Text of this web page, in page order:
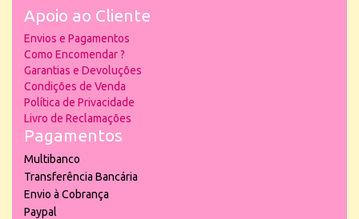
Apoio ao Cliente
Envios e Pagamentos
Como Encomendar ?
Garantias e Devoluções
Condições de Venda
Política de Privacidade
Livro de Reclamações
Pagamentos
Multibanco
Transferência Bancária
Envio à Cobrança
Paypal